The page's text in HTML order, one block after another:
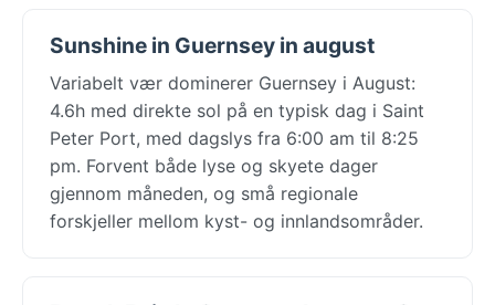
Sunshine in Guernsey in august
Variabelt vær dominerer Guernsey i August:
4.6h med direkte sol på en typisk dag i Saint
Peter Port, med dagslys fra 6:00 am til 8:25
pm. Forvent både lyse og skyete dager
gjennom måneden, og små regionale
forskjeller mellom kyst- og innlandsområder.